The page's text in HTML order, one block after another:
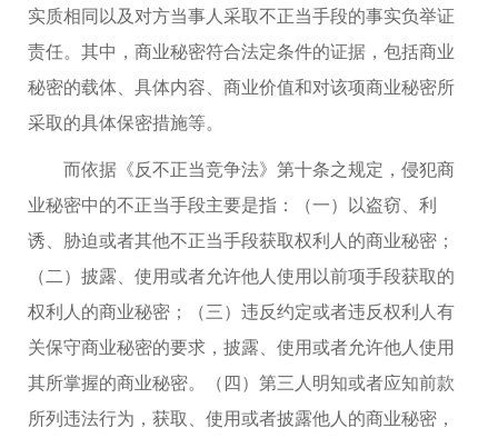
实质相同以及对方当事人采取不正当手段的事实负举证
责任。其中，商业秘密符合法定条件的证据，包括商业
秘密的载体、具体内容、商业价值和对该项商业秘密所
采取的具体保密措施等。
而依据《反不正当竞争法》第十条之规定，侵犯商
业秘密中的不正当手段主要是指：（一）以盗窃、利
诱、胁迫或者其他不正当手段获取权利人的商业秘密；
（二）披露、使用或者允许他人使用以前项手段获取的
权利人的商业秘密；（三）违反约定或者违反权利人有
关保守商业秘密的要求，披露、使用或者允许他人使用
其所掌握的商业秘密。（四）第三人明知或者应知前款
所列违法行为，获取、使用或者披露他人的商业秘密，